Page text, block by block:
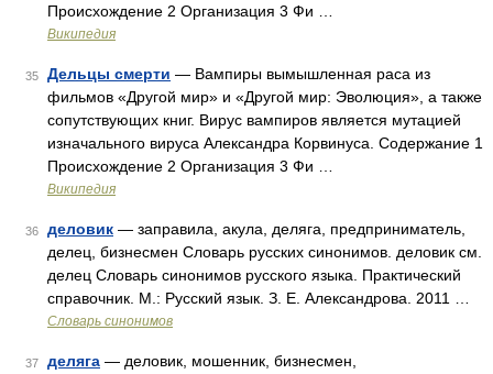
Происхождение 2 Организация 3 Фи …
Википедия
35 Дельцы смерти — Вампиры вымышленная раса из
фильмов «Другой мир» и «Другой мир: Эволюция», а также
сопутствующих книг. Вирус вампиров является мутацией
изначального вируса Александра Корвинуса. Содержание 1
Происхождение 2 Организация 3 Фи …
Википедия
36 деловик — заправила, акула, деляга, предприниматель,
делец, бизнесмен Словарь русских синонимов. деловик см.
делец Словарь синонимов русского языка. Практический
справочник. М.: Русский язык. З. Е. Александрова. 2011 …
Словарь синонимов
37 деляга — деловик, мошенник, бизнесмен,